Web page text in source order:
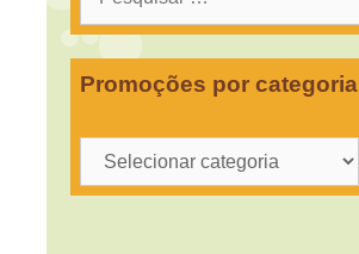
Promoções por categoria
Promoções
por